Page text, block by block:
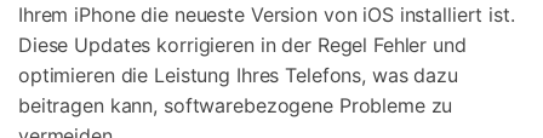
Ihrem iPhone die neueste Version von iOS installiert ist.
Diese Updates korrigieren in der Regel Fehler und
optimieren die Leistung Ihres Telefons, was dazu
beitragen kann, softwarebezogene Probleme zu